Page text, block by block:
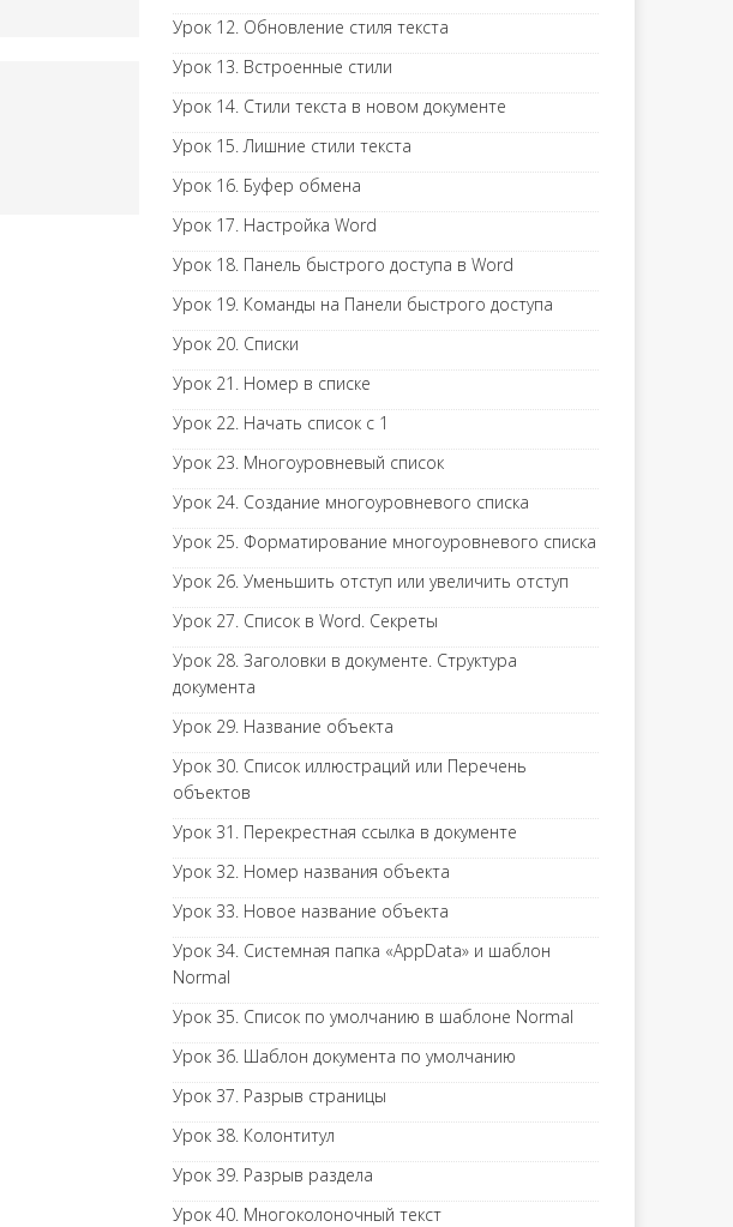
Урок 12. Обновление стиля текста
Урок 13. Встроенные стили
Урок 14. Стили текста в новом документе
Урок 15. Лишние стили текста
Урок 16. Буфер обмена
Урок 17. Настройка Word
Урок 18. Панель быстрого доступа в Word
Урок 19. Команды на Панели быстрого доступа
Урок 20. Списки
Урок 21. Номер в списке
Урок 22. Начать список с 1
Урок 23. Многоуровневый список
Урок 24. Создание многоуровневого списка
Урок 25. Форматирование многоуровневого списка
Урок 26. Уменьшить отступ или увеличить отступ
Урок 27. Список в Word. Секреты
Урок 28. Заголовки в документе. Структура
документа
Урок 29. Название объекта
Урок 30. Список иллюстраций или Перечень
объектов
Урок 31. Перекрестная ссылка в документе
Урок 32. Номер названия объекта
Урок 33. Новое название объекта
Урок 34. Системная папка «AppData» и шаблон
Normal
Урок 35. Список по умолчанию в шаблоне Normal
Урок 36. Шаблон документа по умолчанию
Урок 37. Разрыв страницы
Урок 38. Колонтитул
Урок 39. Разрыв раздела
Урок 40. Многоколоночный текст